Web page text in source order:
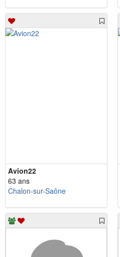
Avion22
63 ans
Chalon-sur-Saône